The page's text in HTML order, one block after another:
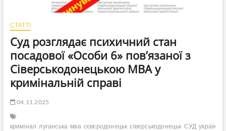
суддю
Воронкіна
СТАТТІ
Суд розглядає психичний стан
посадової «Особи 6» пов’язаної з
Сіверськодонецькою МВА у
кримінальній справі
04.11.2025
кримінал луганська мва сєвєродонецьк сіверськодонецьк СУД україна